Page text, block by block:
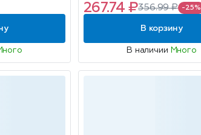
267.74 ₽356.99 ₽ -25%
В корзину
В наличии Много